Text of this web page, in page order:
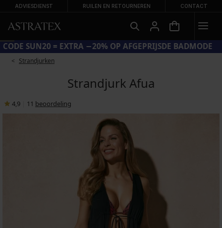
ADVIESDIENST RUILEN EN RETOURNEREN CONTACT
CODE SUN20 = EXTRA −20% OP AFGEPRIJSDE BADMODE
Strandjurken
Strandjurk Afua
4,9 11 beoordeling